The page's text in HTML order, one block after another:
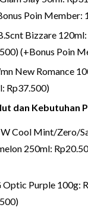
Poin Member:
Bizzare
(+Bonus Poin
New Romance
Rp37.500)
dan Kebutuhan
Cool Mint/Zero/
250ml:
Optic Purple 100g: